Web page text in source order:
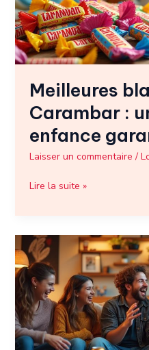
Meilleures
Carambar :
enfance
Laisser un commentaire /
en
enfance
garanti
!
Lire la suite »
Les
meilleures
blagues
nulles
qui
feront
rire